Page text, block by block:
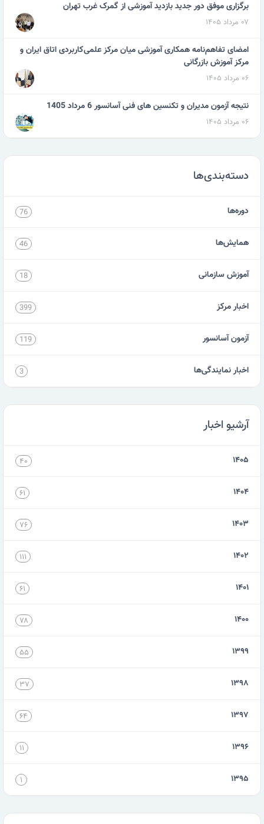
برگزاری موفق دور جدید بازدید آموزشی از گمرک غرب تهران
۰۷ مرداد ۱۴۰۵
امضای تفاهم‌نامه همکاری آموزشی میان مرکز علمی‌کاربردی اتاق ایران و
مرکز آموزش بازرگانی
۰۶ مرداد ۱۴۰۵
نتیجه آزمون مدیران و تکنسین های فنی آسانسور 6 مرداد 1405
۰۶ مرداد ۱۴۰۵
دسته‌بندی‌ها
دوره‌ها 76
همایش‌ها 46
آموزش سازمانی 18
اخبار مرکز 399
آزمون آسانسور 119
اخبار نمایندگی‌ها 3
آرشیو اخبار
۱۴۰۵ ۴۰
۱۴۰۴ ۶۱
۱۴۰۳ ۷۶
۱۴۰۲ ۱۱۱
۱۴۰۱ ۶۱
۱۴۰۰ ۷۸
۱۳۹۹ ۵۵
۱۳۹۸ ۳۷
۱۳۹۷ ۶۴
۱۳۹۶ ۱۱
۱۳۹۵ ۱